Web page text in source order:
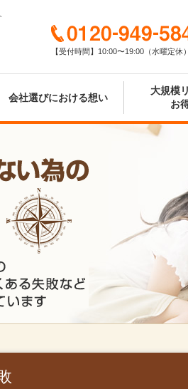
0120-949-584
【受付時間】10:00〜19:00（水曜定休）
会社選びにおける想い
大規模
お